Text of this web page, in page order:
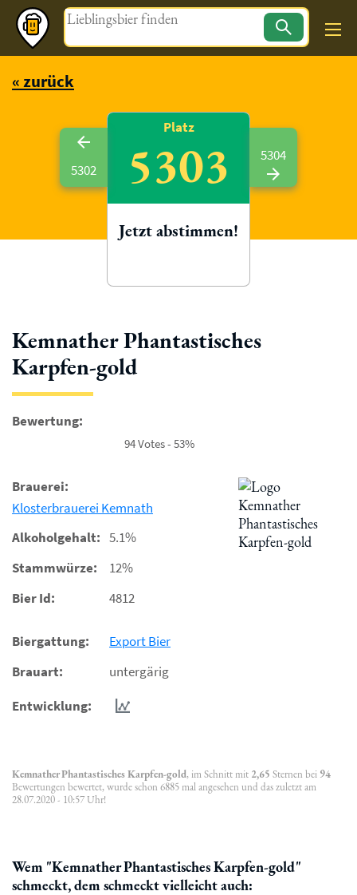
Magazin
« zurück
Kemnather Phantastisches
Karpfen-gold
Bewertung:
94 Votes - 53%
Brauerei:
Klosterbrauerei Kemnath
Alkoholgehalt: 5.1%
Stammwürze:
12%
Bier Id:
4812
Biergattung:
Export Bier
Brauart:
untergärig
Entwicklung:
Kemnather Phantastisches Karpfen-gold, im Schnitt mit 2,65 Sternen bei 94
Bewertungen bewertet, wurde schon 6885 mal angesehen und das zuletzt am
28.07.2020 - 10:57 Uhr!
Wem "Kemnather Phantastisches Karpfen-gold"
schmeckt, dem schmeckt vielleicht auch:
5302
Platz
5303
Jetzt abstimmen!
5304